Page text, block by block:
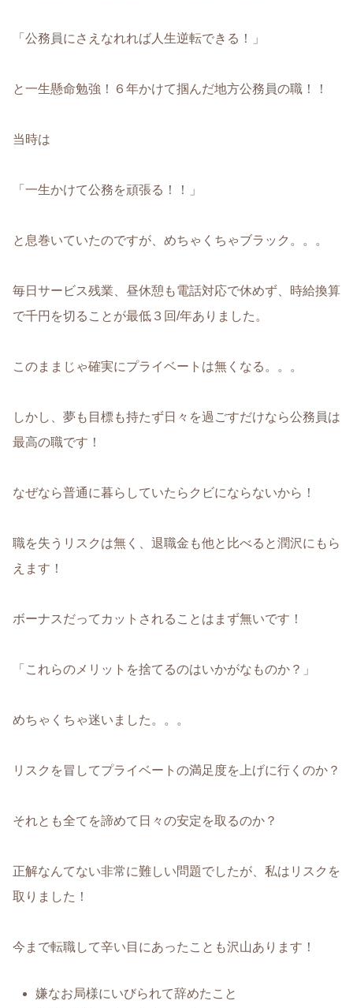
「公務員にさえなれれば人生逆転できる！」
と一生懸命勉強！６年かけて掴んだ地方公務員の職！！
当時は
「一生かけて公務を頑張る！！」
と息巻いていたのですが、めちゃくちゃブラック。。。
毎日サービス残業、昼休憩も電話対応で休めず、時給換算
で千円を切ることが最低３回/年ありました。
このままじゃ確実にプライベートは無くなる。。。
しかし、夢も目標も持たず日々を過ごすだけなら公務員は
最高の職です！
なぜなら普通に暮らしていたらクビにならないから！
職を失うリスクは無く、退職金も他と比べると潤沢にもら
えます！
ボーナスだってカットされることはまず無いです！
「これらのメリットを捨てるのはいかがなものか？」
めちゃくちゃ迷いました。。。
リスクを冒してプライベートの満足度を上げに行くのか？
それとも全てを諦めて日々の安定を取るのか？
正解なんてない非常に難しい問題でしたが、私はリスクを
取りました！
今まで転職して辛い目にあったことも沢山あります！
嫌なお局様にいびられて辞めたこと